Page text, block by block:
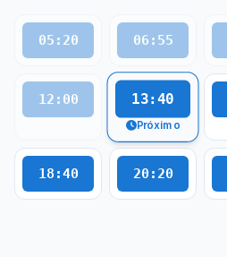
05:20 06:55
12:00 13:40
Próximo
18:40 20:20